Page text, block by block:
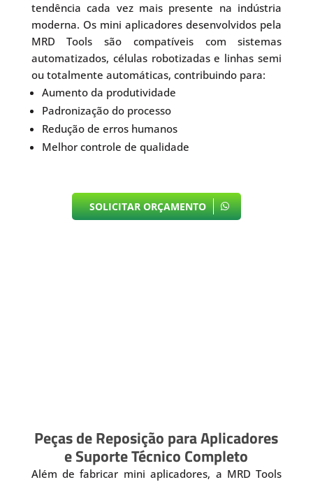
tendência cada vez mais presente na indústria
moderna. Os mini aplicadores desenvolvidos pela
MRD Tools são compatíveis com sistemas
automatizados, células robotizadas e linhas semi
ou totalmente automáticas, contribuindo para:
Aumento da produtividade
Padronização do processo
Redução de erros humanos
Melhor controle de qualidade
SOLICITAR ORÇAMENTO
Peças de Reposição para Aplicadores
e Suporte Técnico Completo
Além de fabricar mini aplicadores, a MRD Tools